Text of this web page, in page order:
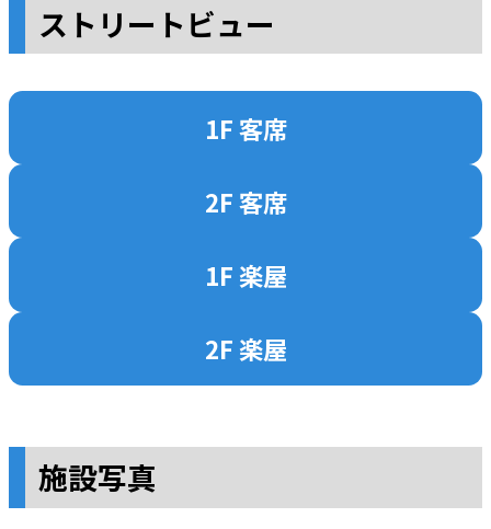
ストリートビュー
1F 客席
2F 客席
1F 楽屋
2F 楽屋
施設写真